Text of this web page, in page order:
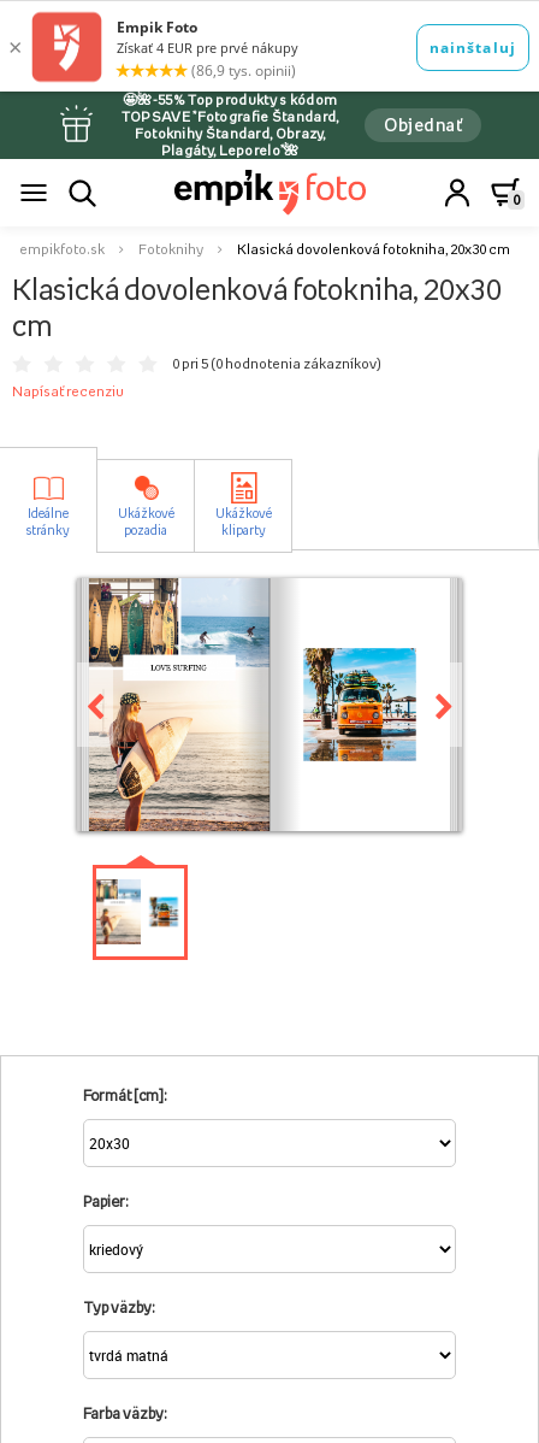
🤩🌺-55% Top produkty s kódom
TOPSAVE *Fotografie Štandard,
Fotoknihy Štandard, Obrazy,
Plagáty, Leporelo*🌺
Objednať
0
empikfoto.sk Fotoknihy Klasická dovolenková fotokniha, 20x30 cm
Klasická dovolenková fotokniha, 20x30
cm
0 pri 5 (0 hodnotenia zákazníkov)
Napísať recenziu
Ideálne
stránky
Ukážkové
pozadia
Ukážkové
kliparty
Formát [cm]:
Papier:
Typ väzby:
Farba väzby: